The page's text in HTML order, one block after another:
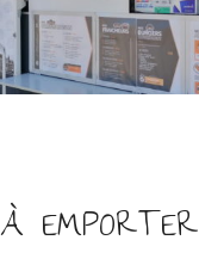
À EMPORTER